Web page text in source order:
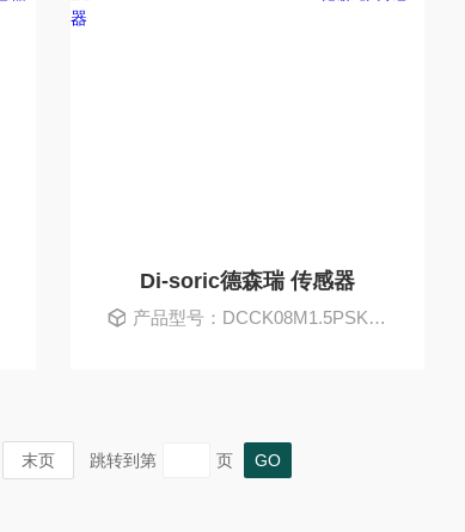
Di-soric德森瑞 传感器
产品型号：DCCK08M1.5PSK-TSL
末页 跳转到第 页